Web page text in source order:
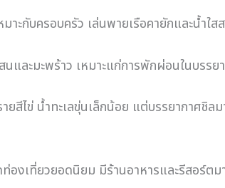
ะกับครอบครัว เล่นพายเรือคายักและน้ำใส
ละมะพร้าว เหมาะแก่การพักผ่อนในบรรย
สีไข่ น้ำทะเลขุ่นเล็กน้อย แต่บรรยากาศชิลม
องเที่ยวยอดนิยม มีร้านอาหารและรีสอร์ตม